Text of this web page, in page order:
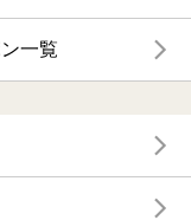
一覧